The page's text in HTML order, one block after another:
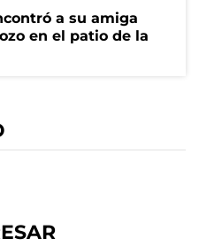
a su amiga
en el patio de la